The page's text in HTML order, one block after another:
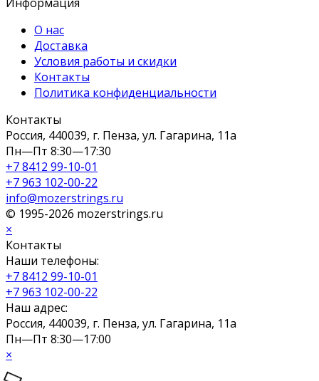
О нас
Доставка
Условия работы и скидки
Контакты
Политика конфиденциальности
Контакты
Россия, 440039, г. Пенза, ул. Гагарина, 11а
Пн—Пт 8:30—17:30
+7 8412 99-10-01
+7 963 102-00-22
info@mozerstrings.ru
© 1995-2026 mozerstrings.ru
×
Контакты
Наши телефоны:
+7 8412 99-10-01
+7 963 102-00-22
Наш адрес:
Россия, 440039, г. Пенза, ул. Гагарина, 11а
Пн—Пт 8:30—17:00
×